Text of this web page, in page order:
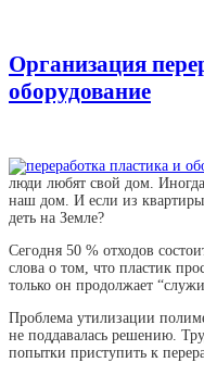
Организация
оборудование
люди любят свой дом.
наш дом. И если из
деть на Земле?
Сегодня 50 % отходов
слова о том, что пластик
только он продолжает
Проблема утилизации
не поддавалась решению.
попытки приступить к